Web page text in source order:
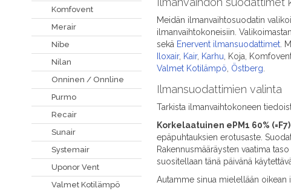
Meidän ilmanvaihtosuodatin
ilmanvaihtokoneisiin.
sekä Enervent ilmansuodattimet.
Iloxair, Kair, Karhu , Koja,
Valmet Kotilämpö Östberg
Ilmansuodattimien valinta
Tarkista ilmanvaihtokoneen
Korkelaatuinen ePM1 60%
epäpuhtauksien erotusaste.
Rakennusmääräysten vaatima
suositellaan tänä päivänä
Autamme sinua mielellään oikean
Komfovent
Merair
Nibe
Nilan
Onninen / Onnline
Purmo
Recair
Sunair
Systemair
Uponor Vent
Valmet Kotilämpö